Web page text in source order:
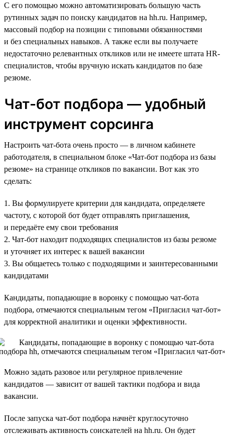
С его помощью можно автоматизировать большую часть
рутинных задач по поиску кандидатов на hh.ru. Например,
массовый подбор на позиции с типовыми обязанностями
и без специальных навыков. А также если вы получаете
недостаточно релевантных откликов или не имеете штата HR-
специалистов, чтобы вручную искать кандидатов по базе
резюме.
Чат-бот подбора — удобный
инструмент сорсинга
Настроить чат-бота очень просто — в личном кабинете
работодателя, в специальном блоке «Чат-бот подбора из базы
резюме» на странице откликов по вакансии. Вот как это
сделать:
1. Вы формулируете критерии для кандидата, определяете
частоту, с которой бот будет отправлять приглашения,
и передаёте ему свои требования
2. Чат-бот находит подходящих специалистов из базы резюме
и уточняет их интерес к вашей вакансии
3. Вы общаетесь только с подходящими и заинтересованными
кандидатами
Кандидаты, попадающие в воронку с помощью чат-бота
подбора, отмечаются специальным тегом «Пригласил чат-бот»
для корректной аналитики и оценки эффективности.
Можно задать разовое или регулярное привлечение
кандидатов — зависит от вашей тактики подбора и вида
вакансии.
После запуска чат-бот подбора начнёт круглосуточно
отслеживать активность соискателей на hh.ru. Он будет